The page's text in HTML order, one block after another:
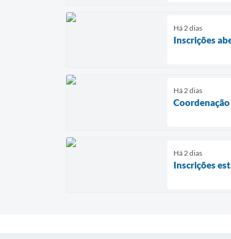
Há 2 dias
Inscrições
Há 2 dias
Há 2 dias
Inscrições